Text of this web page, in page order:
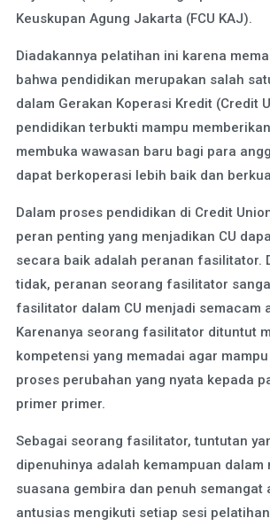
Keuskupan Agung Jakarta (FCU KAJ).
Diadakannya pelatihan ini karena
bahwa pendidikan merupakan salah
dalam Gerakan Koperasi Kredit (Credit
pendidikan terbukti mampu
membuka wawasan baru bagi para
dapat berkoperasi lebih baik dan
Dalam proses pendidikan di Credit
peran penting yang menjadikan CU
secara baik adalah peranan fasilitator.
tidak, peranan seorang fasilitator
fasilitator dalam CU menjadi semacam
Karenanya seorang fasilitator dituntut
kompetensi yang memadai agar
proses perubahan yang nyata kepada
primer primer.
Sebagai seorang fasilitator, tuntutan
dipenuhinya adalah kemampuan dalam
suasana gembira dan penuh semangat
antusias mengikuti setiap sesi